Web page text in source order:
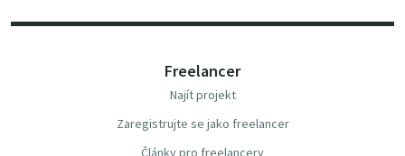
Freelancer
Najít projekt
Zaregistrujte se jako freelancer
Články pro freelancery